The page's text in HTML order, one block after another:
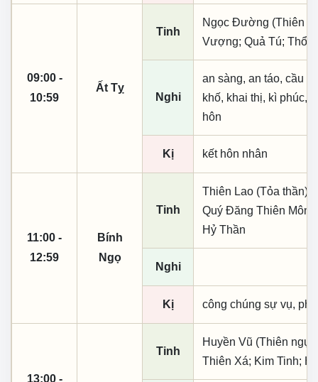
09:00 -
10:59
Ất Tỵ
Tinh
Ngọc Đường (Thiên
Vượng; Quả Tú; Thổ
Nghi
an sàng, an táo, cầu
khố, khai thị, kì phúc,
hôn
Kị kết hôn nhân
11:00 -
12:59
Bính
Ngọ
Tinh
Thiên Lao (Tỏa thần);
Quý Đăng Thiên Môn;
Hỷ Thần
Nghi
Kị công chúng sự vụ,
13:00 -
Tinh
Huyền Vũ (Thiên
Thiên Xá; Kim Tinh;